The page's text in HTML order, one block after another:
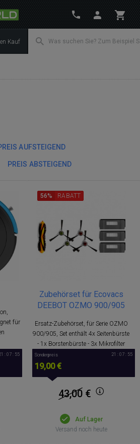
Kauf
AUFSTEIGEND
PREIS ABSTEIGEND
für
: 07 : 54
Zubehörset für Ecovacs
DEEBOT OZMO 900/905
Ersatz-Zubehörset, für Serie OZMO
900/905, Set enthält 4x Seitenbürste
- 1x Borstenbürste - 3x Mikrofilter
56% RABATT
Sonderpreis
19,00 €
21 : 07 : 54
43,00€
Auf Lager
Versand noch heute